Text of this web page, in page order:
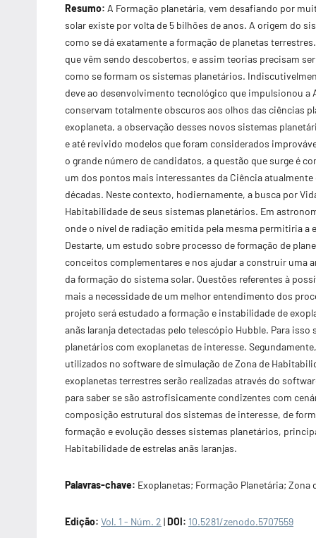
Resumo: A Formação planetária, vem desafiando por
solar existe por volta de 5 bilhões de anos. A origem do
como se dá exatamente a formação de planetas
que vêm sendo descobertos, e assim teorias precisam
como se formam os sistemas planetários.
deve ao desenvolvimento tecnológico que impulsionou
conservam totalmente obscuros aos olhos das ciências
exoplaneta, a observação desses novos sistemas
e até revivido modelos que foram considerados
o grande número de candidatos, a questão que surge é
um dos pontos mais interessantes da Ciência
décadas. Neste contexto, hodiernamente, a busca por
Habitabilidade de seus sistemas planetários. Em
onde o nível de radiação emitida pela mesma permitiria
Destarte, um estudo sobre processo de formação de
conceitos complementares e nos ajudar a construir
da formação do sistema solar. Questões referentes à
mais a necessidade de um melhor entendimento dos
projeto será estudado a formação e instabilidade de
anãs laranja detectadas pelo telescópio Hubble. Para
planetários com exoplanetas de interesse.
utilizados no software de simulação de Zona de
exoplanetas terrestres serão realizadas através do
para saber se são astrofisicamente condizentes com
composição estrutural dos sistemas de interesse, de
formação e evolução desses sistemas planetários,
Habitabilidade de estrelas anãs laranjas.
Palavras-chave: Exoplanetas; Formação Planetária;
Edição: Vol. 1 - Núm. 2 |DOI: 10.5281/zenodo.5707559